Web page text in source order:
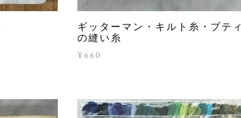
ギッターマン・キルト糸・ブティ
の縫い糸
¥660